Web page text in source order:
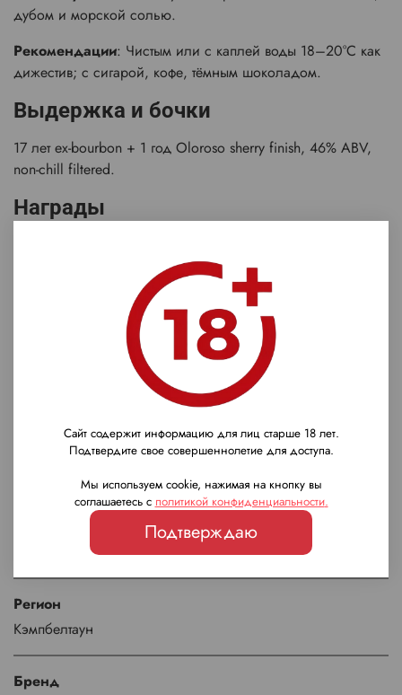
дубом и морской солью.
Рекомендации: Чистым или с каплей воды 18–20°C как
дижестив; с сигарой, кофе, тёмным шоколадом.
Выдержка и бочки
17 лет ex-bourbon + 1 год Oloroso sherry finish, 46% ABV,
non-chill filtered.
Награды
высокие оценки Whiskybase (88+ баллов).
Glen Scotia 18 YO — зрелый Кэмпбелтаун с хересной
элегантностью: глубокий, сбалансированный,
Рейтинг Whisky Advocate
Регион
Кэмпбелтаун
Бренд
Сайт содержит информацию для лиц старше 18 лет.
Подтвердите свое совершеннолетие для доступа.
Мы используем cookie, нажимая на кнопку вы
соглашаетесь с политикой конфиденциальности.
Подтверждаю